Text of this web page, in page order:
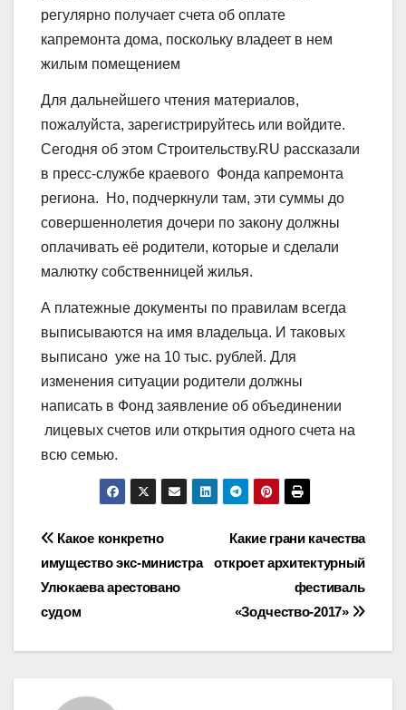
регулярно получает счета об оплате
капремонта дома, поскольку владеет в нем
жилым помещением
Для дальнейшего чтения материалов,
пожалуйста, зарегистрируйтесь или войдите.
Сегодня об этом Строительству.RU рассказали
в пресс-службе краевого Фонда капремонта
региона. Но, подчеркнули там, эти суммы до
совершеннолетия дочери по закону должны
оплачивать её родители, которые и сделали
малютку собственницей жилья.
А платежные документы по правилам всегда
выписываются на имя владельца. И таковых
выписано уже на 10 тыс. рублей. Для
изменения ситуации родители должны
написать в Фонд заявление об объединении
лицевых счетов или открытия одного счета на
всю семью.
Навигация
по
записям
Какие грани качества
откроет архитектурный
фестиваль
«Зодчество-2017»
Какое конкретно
имущество экс-министра
Улюкаева арестовано
судом